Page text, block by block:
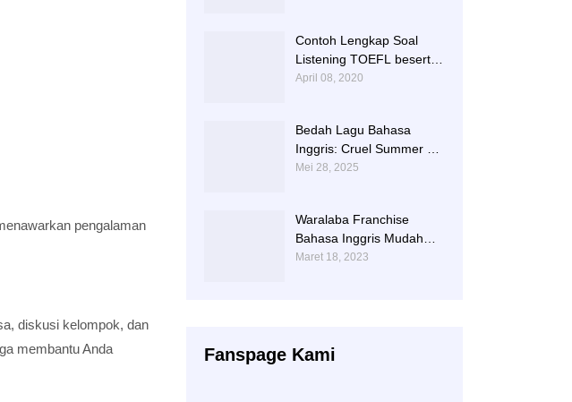
pengalaman
diskusi kelompok, dan
membantu Anda
Contoh Lengkap Soal
Listening TOEFL beserta
Audionya | 085856362225
April 08, 2020
Bedah Lagu Bahasa
Inggris: Cruel Summer –
Taylor Swift | 0813-2597-
Mei 28, 2025
Waralaba Franchise
Bahasa Inggris Mudah
dan Aman | 085 856 362
Maret 18, 2023
Fanspage Kami